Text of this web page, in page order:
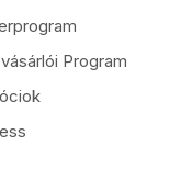
Program